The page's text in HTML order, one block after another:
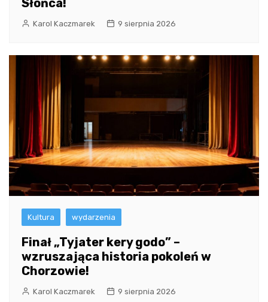
Karol Kaczmarek 9 sierpnia 2026
Kultura wydarzenia
Finał „Tyjater kery godo” –
wzruszająca historia pokoleń w
Chorzowie!
Karol Kaczmarek 9 sierpnia 2026